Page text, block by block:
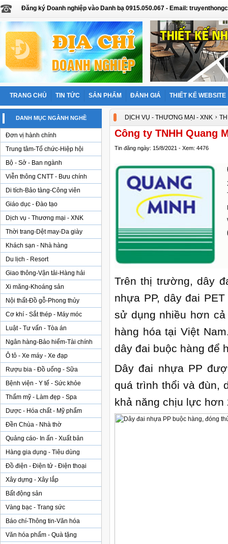
Đăng ký Doanh nghiệp vào Danh bạ 0915.050.067 - Email:
TRANG CHỦ TIN TỨC SẢN PHẨM ĐÁNH GIÁ THIẾT KẾ WEBSITE
DANH MỤC NGÀNH NGHỀ
Đơn vị hành chính
Trung tâm-Tổ chức-Hiệp hội
Bộ - Sở - Ban ngành
Viễn thông CNTT - Bưu chính
Di tích-Bảo tàng-Công viên
Giáo dục - Đào tạo
Dịch vụ - Thương mại - XNK
Thời trang-Dệt may-Da giày
Khách sạn - Nhà hàng
Du lịch - Resort
Giao thông-Vận tải-Hàng hải
Xi măng-Khoáng sản
Nội thất-Đồ gỗ-Phong thủy
Cơ khí - Sắt thép - Máy móc
Luật - Tư vấn - Tòa án
Ngân hàng-Bảo hiểm-Tài chính
Ô tô - Xe máy - Xe đạp
Rượu bia - Đồ uống - Sữa
Bệnh viện - Y tế - Sức khỏe
Thẩm mỹ - Làm đẹp - Spa
Dược - Hóa chất - Mỹ phẩm
Đền Chùa - Nhà thờ
Quảng cáo- In ấn - Xuất bản
Hàng gia dụng - Tiêu dùng
Đồ điện - Điện tử - Điện thoại
Xây dựng - Xây lắp
Bất động sản
Vàng bạc - Trang sức
Báo chí-Thông tin-Văn hóa
Văn hóa phẩm - Quà tặng
DỊCH VỤ - THƯƠNG MẠI - XNK ›
Công ty TNHH Quang
Tin đăng ngày: 15/8/2021 - Xem: 4476
Trên thị trường, dây
nhựa PP, dây đai
sử dụng nhiều hơn
hàng hóa tại Việt
dây đai buộc hàng để
Dây đai nhựa PP
quá trình thổi và đùn,
khả năng chịu lực